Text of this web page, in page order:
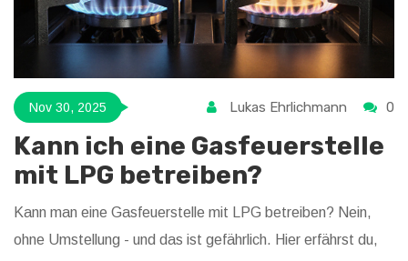
Nov 30, 2025 Lukas Ehrlichmann 0
Kann ich eine Gasfeuerstelle
mit LPG betreiben?
Kann man eine Gasfeuerstelle mit LPG betreiben? Nein,
ohne Umstellung - und das ist gefährlich. Hier erfährst du,